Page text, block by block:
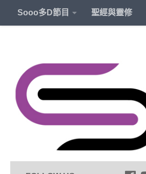
Sooo多D節目 聖經與靈修